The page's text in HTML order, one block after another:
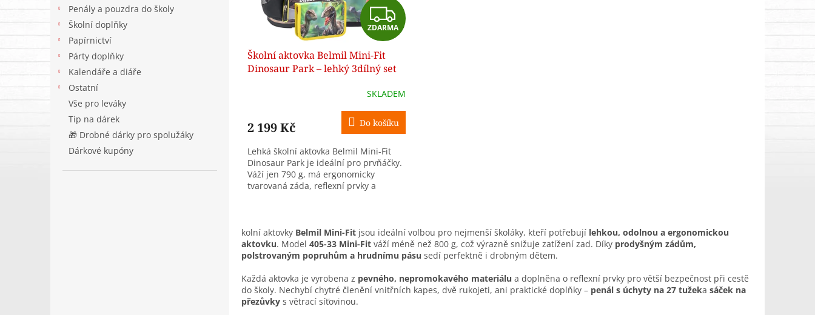
Penály a pouzdra do školy
Školní doplňky
Papírnictví
Párty doplňky
Kalendáře a diáře
Ostatní
Vše pro leváky
Tip na dárek
🎁 Drobné dárky pro spolužáky
Dárkové kupóny
k
Z
D
A
R
M
A
ZDARMA
Školní aktovka Belmil Mini-Fit
Dinosaur Park – lehký 3dílný set
SKLADEM
2 199 Kč Do košíku
Lehká školní aktovka Belmil Mini-Fit
Dinosaur Park je ideální pro prvňáčky.
Váží jen 790 g, má ergonomicky
tvarovaná záda, reflexní prvky a
l
á
d
c
í
kolní aktovky Belmil Mini-Fit jsou ideální volbou pro nejmenší školáky, kteří potřebují lehkou, odolnou a ergonomickou
aktovku. Model 405-33 Mini-Fit váží méně než 800 g, což výrazně snižuje zatížení zad. Díky prodyšným zádům,
polstrovaným popruhům a hrudnímu pásu sedí perfektně i drobným dětem.
Každá aktovka je vyrobena z pevného, nepromokavého materiálu a doplněna o reflexní prvky pro větší bezpečnost při cestě
do školy. Nechybí chytré členění vnitřních kapes, dvě rukojeti, ani praktické doplňky – penál s úchyty na 27 tužeka sáček na
přezůvky s větrací síťovinou.